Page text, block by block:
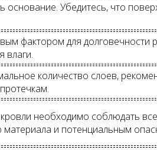
Убедитесь, что
фактором для долговечности
влаги.
количество слоев,
необходимо соблюдать
и потенциальным